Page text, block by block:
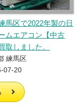
馬区で2022年製の日
ムエアコン【中古
取しました。
練馬区
07-20